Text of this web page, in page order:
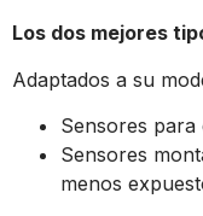
Los dos mejores
Adaptados a su
Sensores para
Sensores
menos